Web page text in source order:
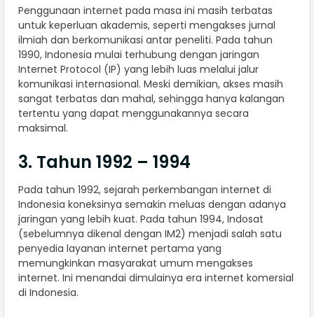
Penggunaan internet pada masa ini masih terbatas
untuk keperluan akademis, seperti mengakses jurnal
ilmiah dan berkomunikasi antar peneliti. Pada tahun
1990, Indonesia mulai terhubung dengan jaringan
Internet Protocol (IP) yang lebih luas melalui jalur
komunikasi internasional. Meski demikian, akses masih
sangat terbatas dan mahal, sehingga hanya kalangan
tertentu yang dapat menggunakannya secara
maksimal.
3. Tahun 1992 – 1994
Pada tahun 1992, sejarah perkembangan internet di
Indonesia koneksinya semakin meluas dengan adanya
jaringan yang lebih kuat. Pada tahun 1994, Indosat
(sebelumnya dikenal dengan IM2) menjadi salah satu
penyedia layanan internet pertama yang
memungkinkan masyarakat umum mengakses
internet. Ini menandai dimulainya era internet komersial
di Indonesia.